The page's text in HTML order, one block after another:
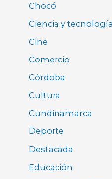
Chocó
Ciencia y tecnología
Cine
Comercio
Córdoba
Cultura
Cundinamarca
Deporte
Destacada
Educación